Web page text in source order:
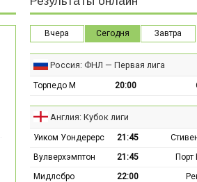
Вчера Сегодня Завтра
Россия: ФНЛ — Первая лига
Торпедо М 20:00
Англия: Кубок лиги
Уиком Уондерерс 21:45
Вулверхэмптон
21:45
Порт
Мидлсбро
22:00